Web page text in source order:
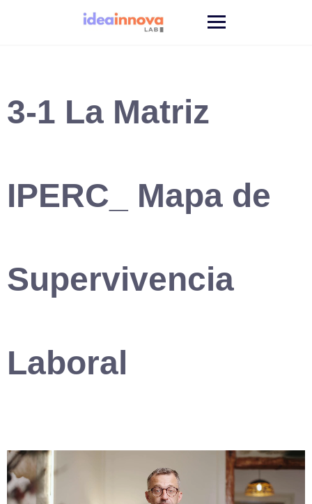
3-1 La Matriz
IPERC_ Mapa de
Supervivencia
Laboral
Reproductor
de
vídeo